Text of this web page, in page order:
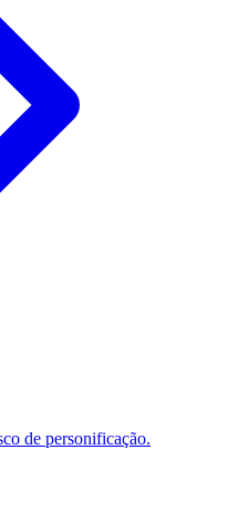
de personificação.